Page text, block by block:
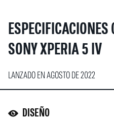
ESPECIFICACIONES
SONY XPERIA 5 IV
LANZADO EN AGOSTO DE 2022
DISEÑO